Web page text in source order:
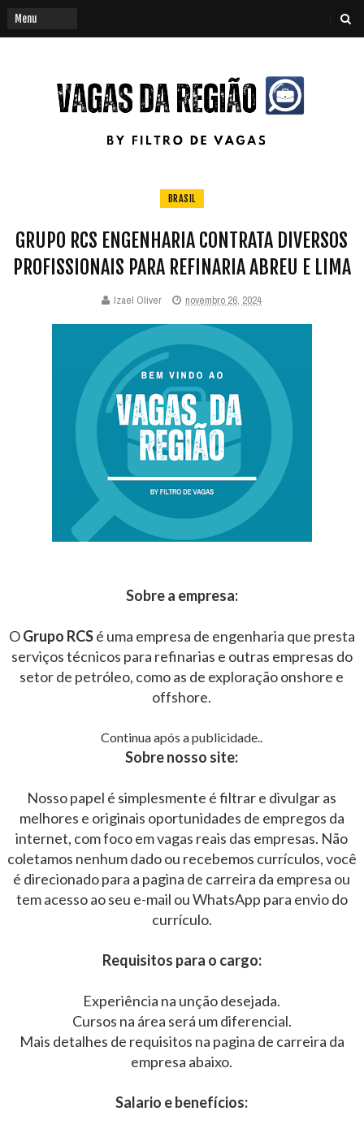
BRASIL
GRUPO RCS ENGENHARIA CONTRATA DIVERSOS
PROFISSIONAIS PARA REFINARIA ABREU E LIMA
Izael Oliver novembro 26, 2024
Sobre a empresa:
OGrupo RCSé uma empresa de engenharia que presta
serviços técnicos para refinarias e outras empresas do
setor de petróleo, como as de exploração onshore e
offshore.
Continua após a publicidade..
Sobre nosso site:
Nosso papel é simplesmente é filtrar e divulgar as
melhores e originais oportunidades de empregos da
internet, com foco em vagas reais das empresas. Não
coletamos nenhum dado ou recebemos currículos, você
é direcionado para a pagina de carreira da empresa ou
tem acesso ao seu e-mail ou WhatsApp para envio do
currículo.
Requisitos para o cargo:
Experiência na unção desejada.
Cursos na área será um diferencial.
Mais detalhes de requisitos na pagina de carreira da
empresa abaixo.
Salario e benefícios: